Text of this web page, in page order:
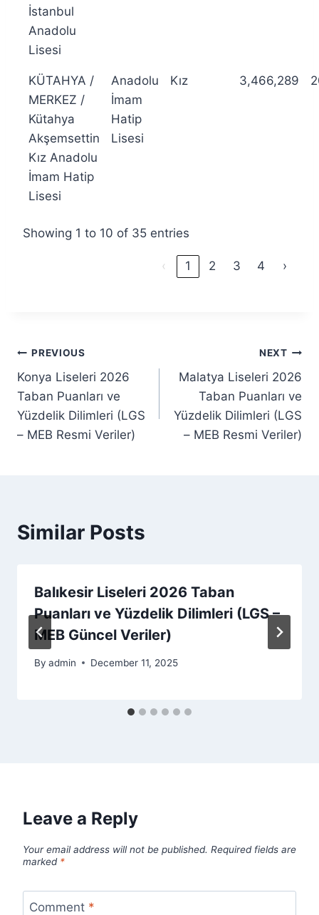
İstanbul
Anadolu
Lisesi
KÜTAHYA /
MERKEZ /
Kütahya
Akşemsettin
Kız Anadolu
İmam Hatip
Lisesi
Anadolu
İmam
Hatip
Lisesi
Kız 3,466,289
Showing 1 to 10 of 35 entries
‹ 1 2 3 4 ›
Post
navigation
PREVIOUS
Konya Liseleri 2026
Taban Puanları ve
Yüzdelik Dilimleri (LGS
– MEB Resmi Veriler)
NEXT
Malatya Liseleri 2026
Taban Puanları ve
Yüzdelik Dilimleri (LGS
– MEB Resmi Veriler)
Similar Posts
Balıkesir Liseleri 2026 Taban
Puanları ve Yüzdelik Dilimleri (LGS –
MEB Güncel Veriler)
By admin December 11, 2025
Leave a Reply
Your email address will not be published. Required fields are
marked *
Comment *